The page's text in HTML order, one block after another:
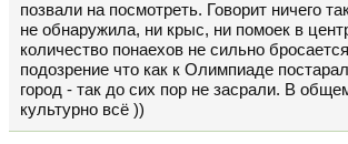
позвали на посмотреть. Говорит ничего
не обнаружила, ни крыс, ни помоек в
количество понаехов не сильно
подозрение что как к Олимпиаде
город - так до сих пор не засрали. В
культурно всё ))